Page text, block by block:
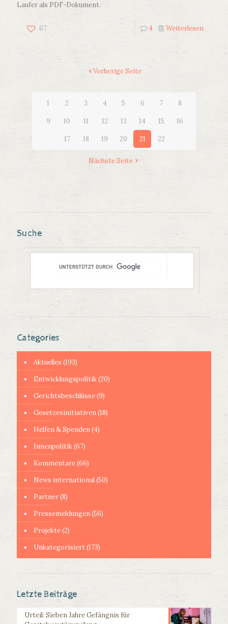
Laufer als PDF-Dokument.
67 4 Weiterlesen
Vorherige Seite
1 2 3 4 5 6 7 8
9 10 11 12 13 14 15 16
17 18 19 20 21 22
Nächste Seite
Suche
Categories
Aktuelles (193)
Entwicklungspolitik(20)
Gerichtsbeschlüsse(9)
Gesetzesinitiativen(18)
Helfen & Spenden(4)
Innenpolitik(67)
Kommentare(66)
News international(50)
Partner(8)
Pressemeldungen(56)
Projekte(2)
Unkategorisiert(173)
Letzte Beiträge
Urteil: Sieben Jahre Gefängnis für